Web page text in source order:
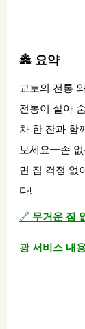
🏯 요약
교토의 전통
전통이 살아
차 한 잔과 함
보세요—손
면 짐 걱정 없
다!
🔗 무거운 짐
광 서비스 내